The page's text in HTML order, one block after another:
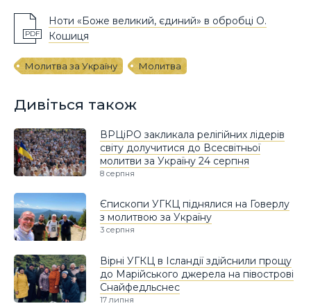
PDF
Ноти «Боже великий, єдиний» в обробці О.
Кошиця
Молитва за Україну Молитва
Дивіться також
ВРЦіРО закликала релігійних лідерів
світу долучитися до Всесвітньої
молитви за Україну 24 серпня
8 серпня
Єпископи УГКЦ піднялися на Говерлу
з молитвою за Україну
3 серпня
Вірні УГКЦ в Ісландії здійснили прощу
до Марійського джерела на півострові
Снайфедльснес
17 липня